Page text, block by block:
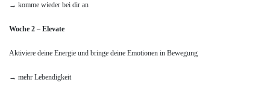
→ komme wieder bei dir an
Woche 2 – Elevate
Aktiviere deine Energie und bringe deine Emotionen in Bewegung
→ mehr Lebendigkeit